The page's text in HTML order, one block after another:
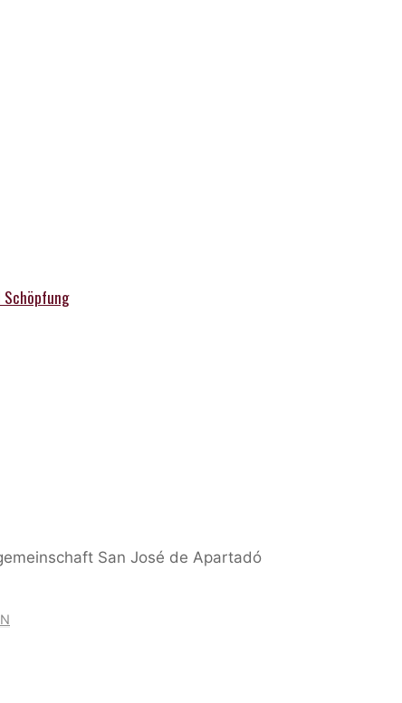
Schöpfung